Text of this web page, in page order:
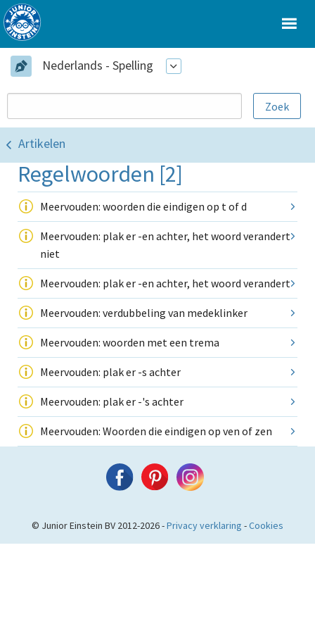
Nederlands - Spelling
Artikelen
Regelwoorden [2]
Meervouden: woorden die eindigen op t of d
Meervouden: plak er -en achter, het woord verandert
niet
Meervouden: plak er -en achter, het woord verandert
Meervouden: verdubbeling van medeklinker
Meervouden: woorden met een trema
Meervouden: plak er -s achter
Meervouden: plak er -'s achter
Meervouden: Woorden die eindigen op ven of zen
© Junior Einstein BV 2012-2026 -Privacy verklaring -Cookies